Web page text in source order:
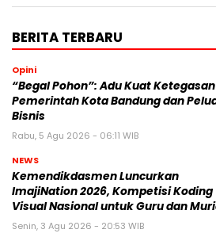
BERITA TERBARU
Opini
“Begal Pohon”: Adu Kuat Ketegasan
Pemerintah Kota Bandung dan
Bisnis
Rabu, 5 Agu 2026 - 06:11 WIB
NEWS
Kemendikdasmen Luncurkan
ImajiNation 2026, Kompetisi Koding
Visual Nasional untuk Guru dan
Senin, 3 Agu 2026 - 20:53 WIB